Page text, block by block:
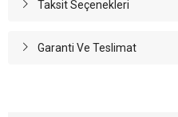
Taksit Seçenekleri
Garanti Ve Teslimat